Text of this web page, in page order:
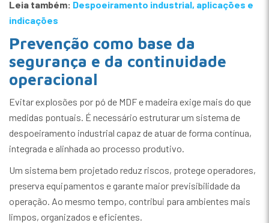
Leia também: Despoeiramento industrial, aplicações e
indicações
Prevenção como base da
segurança e da continuidade
operacional
Evitar explosões por pó de MDF e madeira exige mais do que
medidas pontuais. É necessário estruturar um sistema de
despoeiramento industrial capaz de atuar de forma contínua,
integrada e alinhada ao processo produtivo.
Um sistema bem projetado reduz riscos, protege operadores,
preserva equipamentos e garante maior previsibilidade da
operação. Ao mesmo tempo, contribui para ambientes mais
limpos, organizados e eficientes.